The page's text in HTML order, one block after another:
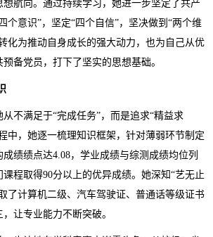
想航向。通过持续学习，她进一步坚定了共产
个意识”，坚定“四个自信”，坚决做到“两个维
化为推动自身成长的强大动力，也为自己从优
备党员，打下了坚实的思想基础。
不满足于“完成任务”，而是追求“精益求
中，她逐一梳理知识框架，针对薄弱环节制定
绩绩点达4.08，学业成绩与综测成绩均位列
课程取得90分以上的优异成绩。她深知“艺无止
了计算机二级、汽车驾驶证、普通话等级证书
让专业能力不断突破。